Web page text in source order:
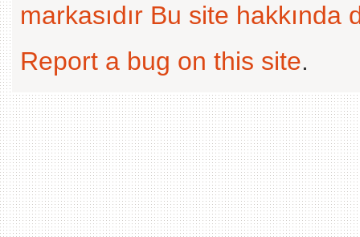
markasıdır Bu site hakkında
Report a bug on this site.